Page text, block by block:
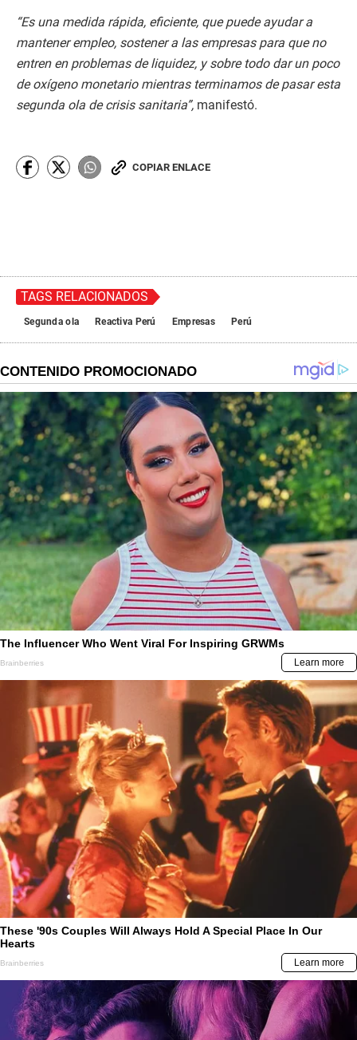
“Es una medida rápida, eficiente, que puede ayudar a
mantener empleo, sostener a las empresas para que no
entren en problemas de liquidez, y sobre todo dar un poco
de oxígeno monetario mientras terminamos de pasar esta
segunda ola de crisis sanitaria”, manifestó.
COPIAR ENLACE
TAGS RELACIONADOS
Segunda ola Reactiva Perú Empresas Perú